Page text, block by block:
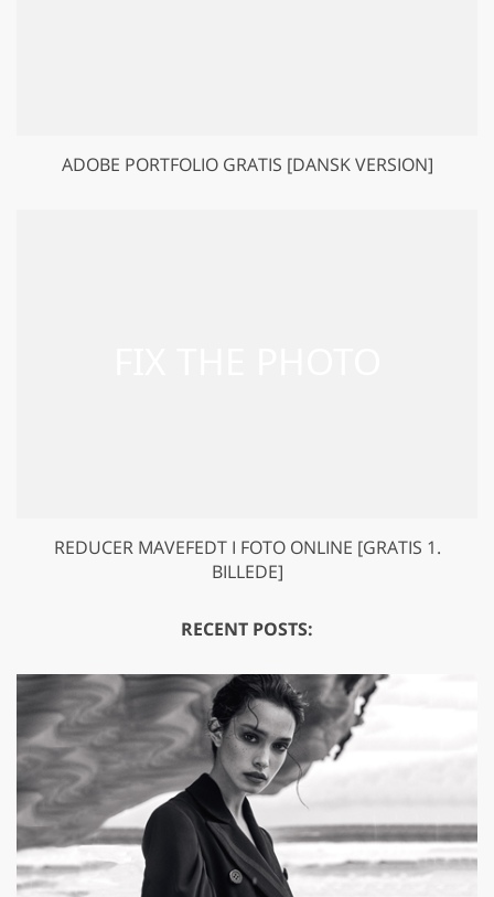
ADOBE PORTFOLIO GRATIS [DANSK VERSION]
REDUCER MAVEFEDT I FOTO ONLINE [GRATIS 1.
BILLEDE]
RECENT POSTS: